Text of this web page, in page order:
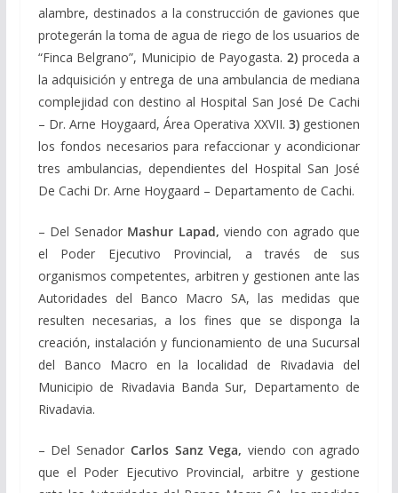
alambre, destinados a la construcción de gaviones que
protegerán la toma de agua de riego de los usuarios de
“Finca Belgrano”, Municipio de Payogasta. 2) proceda a
la adquisición y entrega de una ambulancia de mediana
complejidad con destino al Hospital San José De Cachi
– Dr. Arne Hoygaard, Área Operativa XXVII. 3) gestionen
los fondos necesarios para refaccionar y acondicionar
tres ambulancias, dependientes del Hospital San José
De Cachi Dr. Arne Hoygaard – Departamento de Cachi.
– Del Senador Mashur Lapad, viendo con agrado que
el Poder Ejecutivo Provincial, a través de sus
organismos competentes, arbitren y gestionen ante las
Autoridades del Banco Macro SA, las medidas que
resulten necesarias, a los fines que se disponga la
creación, instalación y funcionamiento de una Sucursal
del Banco Macro en la localidad de Rivadavia del
Municipio de Rivadavia Banda Sur, Departamento de
Rivadavia.
– Del Senador Carlos Sanz Vega, viendo con agrado
que el Poder Ejecutivo Provincial, arbitre y gestione